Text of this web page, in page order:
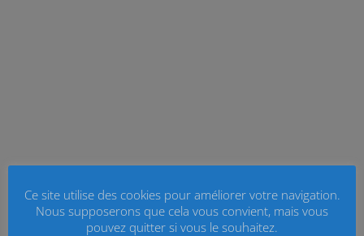
Ce site utilise des cookies pour améliorer votre navigation.
Nous supposerons que cela vous convient, mais vous
pouvez quitter si vous le souhaitez.